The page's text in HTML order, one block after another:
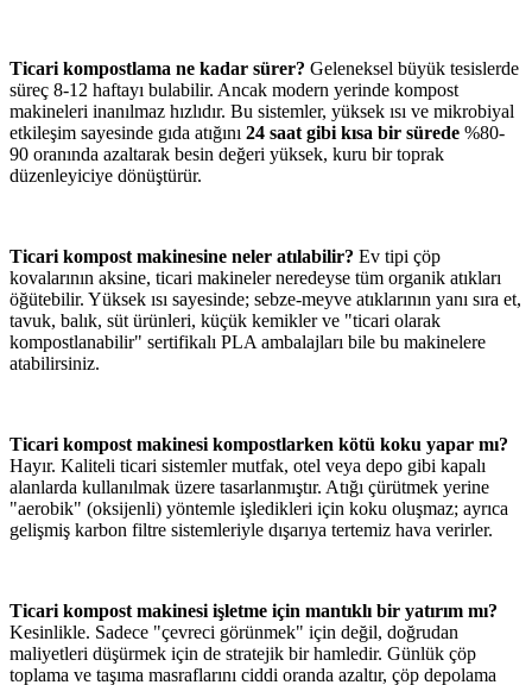
Ticari kompostlama ne kadar sürer? Geleneksel büyük tesislerde
süreç 8-12 haftayı bulabilir. Ancak modern yerinde kompost
makineleri inanılmaz hızlıdır. Bu sistemler, yüksek ısı ve mikrobiyal
etkileşim sayesinde gıda atığını 24 saat gibi kısa bir sürede %80-
90 oranında azaltarak besin değeri yüksek, kuru bir toprak
düzenleyiciye dönüştürür.
Ticari kompost makinesine neler atılabilir? Ev tipi çöp
kovalarının aksine, ticari makineler neredeyse tüm organik atıkları
öğütebilir. Yüksek ısı sayesinde; sebze-meyve atıklarının yanı sıra et,
tavuk, balık, süt ürünleri, küçük kemikler ve "ticari olarak
kompostlanabilir" sertifikalı PLA ambalajları bile bu makinelere
atabilirsiniz.
Ticari kompost makinesi kompostlarken kötü koku yapar mı?
Hayır. Kaliteli ticari sistemler mutfak, otel veya depo gibi kapalı
alanlarda kullanılmak üzere tasarlanmıştır. Atığı çürütmek yerine
"aerobik" (oksijenli) yöntemle işledikleri için koku oluşmaz; ayrıca
gelişmiş karbon filtre sistemleriyle dışarıya tertemiz hava verirler.
Ticari kompost makinesi işletme için mantıklı bir yatırım mı?
Kesinlikle. Sadece "çevreci görünmek" için değil, doğrudan
maliyetleri düşürmek için de stratejik bir hamledir. Günlük çöp
toplama ve taşıma masraflarını ciddi oranda azaltır, çöp depolama